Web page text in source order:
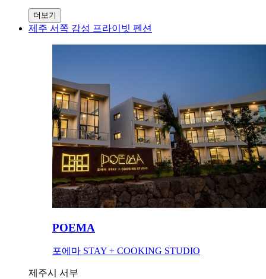
더보기
제주 서쪽 감성 프라이빗 펜션
POEMA
포에마 STAY + COOKING STUDIO
제주시 서부